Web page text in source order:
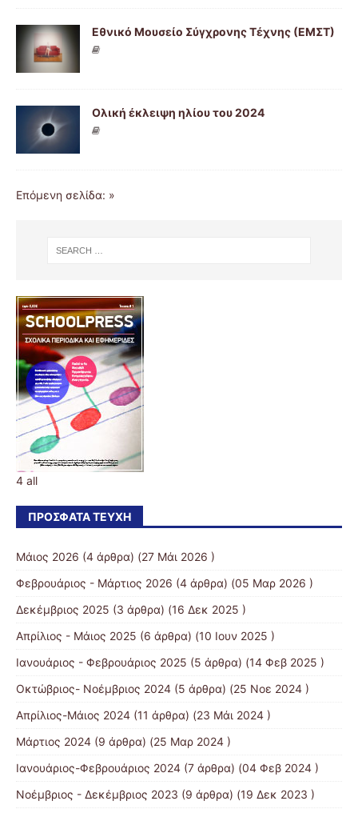
Εθνικό Μουσείο Σύγχρονης Τέχνης (ΕΜΣΤ)
Ολική έκλειψη ηλίου του 2024
Επόμενη σελίδα: »
4 all
ΠΡΌΣΦΑΤΑ ΤΕΎΧΗ
Μάιος 2026 (4 άρθρα) (27 Μάι 2026 )
Φεβρουάριος - Μάρτιος 2026 (4 άρθρα) (05 Μαρ 2026 )
Δεκέμβριος 2025 (3 άρθρα) (16 Δεκ 2025 )
Απρίλιος - Μάιος 2025 (6 άρθρα) (10 Ιουν 2025 )
Ιανουάριος - Φεβρουάριος 2025 (5 άρθρα) (14 Φεβ 2025 )
Οκτώβριος- Νοέμβριος 2024 (5 άρθρα) (25 Νοε 2024 )
Απρίλιος-Μάιος 2024 (11 άρθρα) (23 Μάι 2024 )
Μάρτιος 2024 (9 άρθρα) (25 Μαρ 2024 )
Ιανουάριος-Φεβρουάριος 2024 (7 άρθρα) (04 Φεβ 2024 )
Νοέμβριος - Δεκέμβριος 2023 (9 άρθρα) (19 Δεκ 2023 )